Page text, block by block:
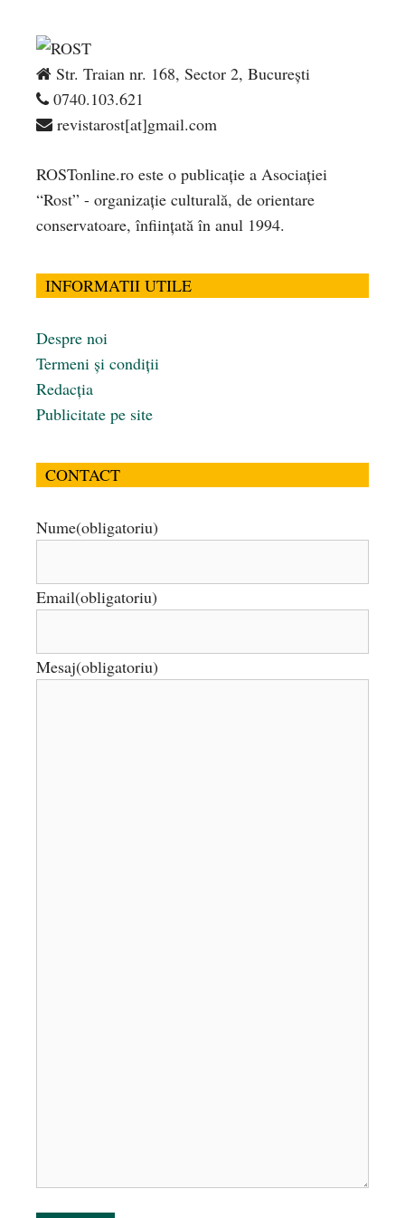
Str. Traian nr. 168, Sector 2, București
0740.103.621
revistarost[at]gmail.com
ROSTonline.ro este o publicaţie a Asociaţiei
“Rost” - organizaţie culturală, de orientare
conservatoare, înfiinţată în anul 1994.
INFORMATII UTILE
Despre noi
Termeni și condiții
Redacția
Publicitate pe site
CONTACT
Nume(obligatoriu)
Email(obligatoriu)
Mesaj(obligatoriu)